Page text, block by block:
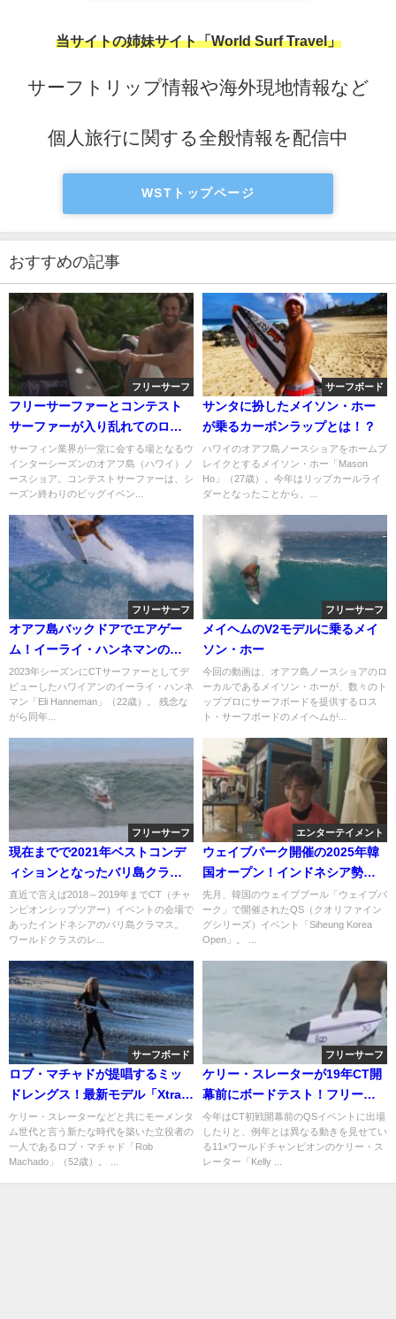
当サイトの姉妹サイト「World Surf Travel」
サーフトリップ情報や海外現地情報など
個人旅行に関する全般情報を配信中
WSTトップページ
おすすめの記事
フリーサーフ
フリーサーファーとコンテスト
サーファーが入り乱れてのロッ
キーセッション動画＠2015
サーフィン業界が一堂に会する場となるウ
インターシーズンのオアフ島（ハワイ）ノ
ースショア。コンテストサーファーは、シ
ーズン終わりのビッグイベン...
サーフボード
サンタに扮したメイソン・ホー
が乗るカーボンラップとは！？
ハワイのオアフ島ノースショアをホームブ
レイクとするメイソン・ホー「Mason
Ho」（27歳）。今年はリップカールライ
ダーとなったことから、...
フリーサーフ
オアフ島バックドアでエアゲー
ム！イーライ・ハンネマンのフ
リーサーフィン動画
2023年シーズンにCTサーファーとしてデ
ビューしたハワイアンのイーライ・ハンネ
マン「Eli Hanneman」（22歳）。 残念な
がら同年...
フリーサーフ
メイヘムのV2モデルに乗るメイ
ソン・ホー
今回の動画は、オアフ島ノースショアのロ
ーカルであるメイソン・ホーが、数々のト
ッププロにサーフボードを提供するロス
ト・サーフボードのメイヘムが...
フリーサーフ
現在までで2021年ベストコンデ
ィションとなったバリ島クラマ
スのフリーサーフ動画
直近で言えば2018～2019年までCT（チャ
ンピオンシップツアー）イベントの会場で
あったインドネシアのバリ島クラマス。
ワールドクラスのレ...
エンターテイメント
ウェイブパーク開催の2025年韓
国オープン！インドネシア勢の
舞台裏動画
先月、韓国のウェイブプール「ウェイブパ
ーク」で開催されたQS（クオリファイン
グシリーズ）イベント「Siheung Korea
Open」。 ...
サーフボード
ロブ・マチャドが提唱するミッ
ドレングス！最新モデル「Xtra
Cado」テスト動画
ケリー・スレーターなどと共にモーメンタ
ム世代と言う新たな時代を築いた立役者の
一人であるロブ・マチャド「Rob
Machado」（52歳）。 ...
フリーサーフ
ケリー・スレーターが19年CT開
幕前にボードテスト！フリーサ
ーフ動画
今年はCT初戦開幕前のQSイベントに出場
したりと、例年とは異なる動きを見せてい
る11×ワールドチャンピオンのケリー・ス
レーター「Kelly ...